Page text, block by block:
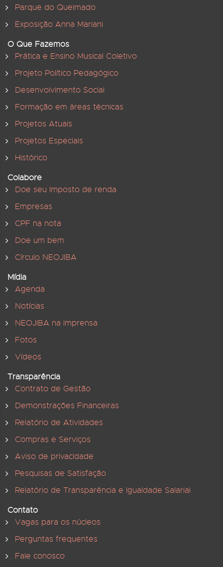
Parque do Queimado
Exposição Anna Mariani
O Que Fazemos
Prática e Ensino Musical Coletivo
Projeto Político Pedagógico
Desenvolvimento Social
Formação em áreas técnicas
Projetos Atuais
Projetos Especiais
Histórico
Colabore
Doe seu Imposto de renda
Empresas
CPF na nota
Doe um bem
Círculo NEOJIBA
Mídia
Agenda
Notícias
NEOJIBA na imprensa
Fotos
Vídeos
Transparência
Contrato de Gestão
Demonstrações Financeiras
Relatório de Atividades
Compras e Serviços
Aviso de privacidade
Pesquisas de Satisfação
Relatório de Transparência e Igualdade Salarial
Contato
Vagas para os núcleos
Perguntas frequentes
Fale conosco